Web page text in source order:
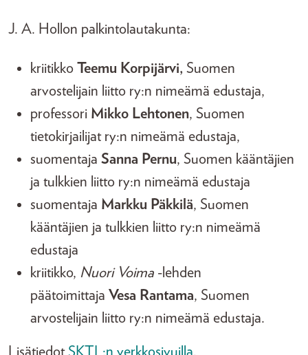
J. A. Hollon palkintolautakunta:
kriitikko Teemu Korpijärvi, Suomen
arvostelijain liitto ry:n nimeämä edustaja,
professori Mikko Lehtonen, Suomen
tietokirjailijat ry:n nimeämä edustaja,
suomentaja Sanna Pernu, Suomen kääntäjien
ja tulkkien liitto ry:n nimeämä edustaja
suomentaja Markku Päkkilä, Suomen
kääntäjien ja tulkkien liitto ry:n nimeämä
edustaja
kriitikko, Nuori Voima -lehden
päätoimittaja Vesa Rantama, Suomen
arvostelijain liitto ry:n nimeämä edustaja.
Lisätiedot SKTL:n verkkosivuilla.